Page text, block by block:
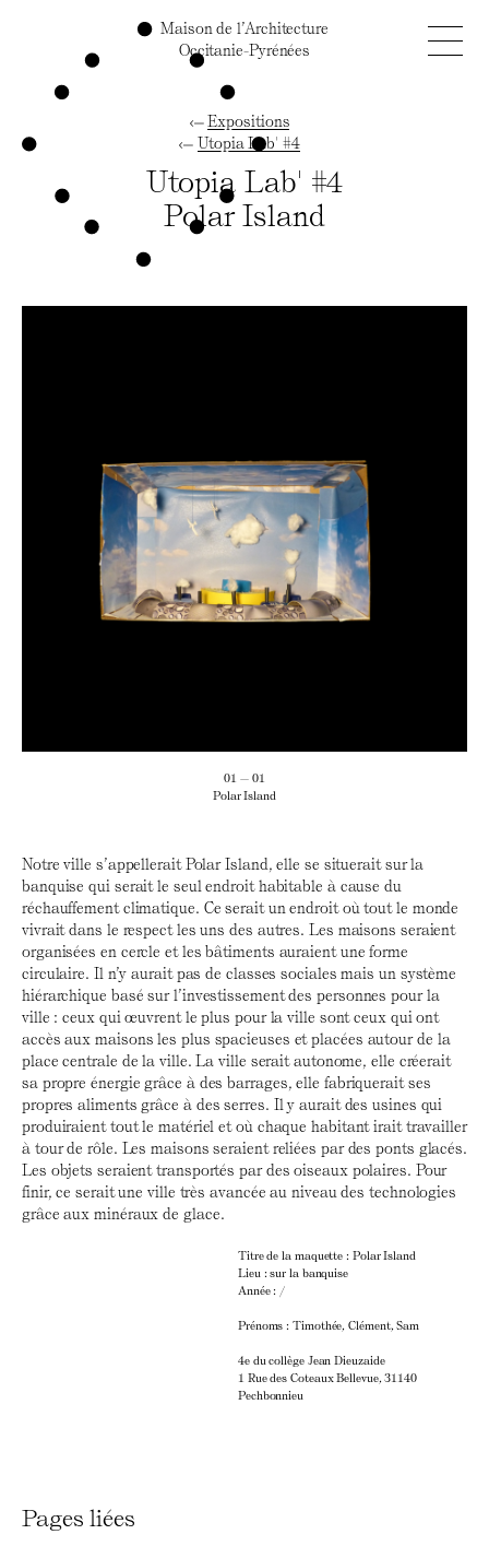
Maison de l’Architecture
Occitanie-Pyrénées
Expositions
Utopia Lab' #4
Utopia Lab' #4
Polar Island
01 — 01
Polar Island
Notre ville s’appellerait Polar Island, elle se situerait sur la
banquise qui serait le seul endroit habitable à cause du
réchauffement climatique. Ce serait un endroit où tout le monde
vivrait dans le respect les uns des autres. Les maisons seraient
organisées en cercle et les bâtiments auraient une forme
circulaire. Il n’y aurait pas de classes sociales mais un système
hiérarchique basé sur l’investissement des personnes pour la
ville : ceux qui œuvrent le plus pour la ville sont ceux qui ont
accès aux maisons les plus spacieuses et placées autour de la
place centrale de la ville. La ville serait autonome, elle créerait
sa propre énergie grâce à des barrages, elle fabriquerait ses
propres aliments grâce à des serres. Il y aurait des usines qui
produiraient tout le matériel et où chaque habitant irait travailler
à tour de rôle. Les maisons seraient reliées par des ponts glacés.
Les objets seraient transportés par des oiseaux polaires. Pour
finir, ce serait une ville très avancée au niveau des technologies
grâce aux minéraux de glace.
Titre de la maquette : Polar Island
Lieu : sur la banquise
Année : /
Prénoms : Timothée, Clément, Sam
4e du collège Jean Dieuzaide
1 Rue des Coteaux Bellevue, 31140
Pechbonnieu
Pages liées